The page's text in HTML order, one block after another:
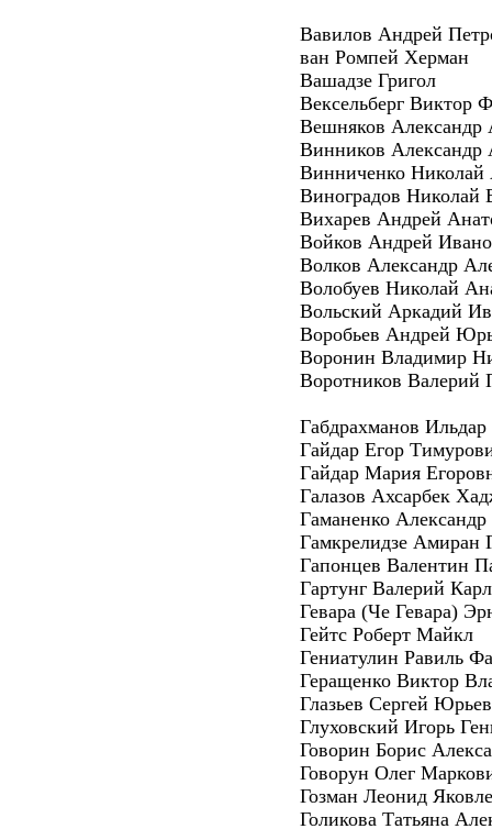
Вавилов Андрей
ван Ромпей Херман
Вашадзе Григол
Вексельберг Виктор
Вешняков Александр
Винников Александр
Винниченко Николай
Виноградов Николай
Вихарев Андрей
Войков Андрей
Волков Александр
Волобуев Николай
Вольский Аркадий
Воробьев Андрей
Воронин Владимир
Воротников Валерий
Габдрахманов
Гайдар Егор
Гайдар Мария
Галазов Ахсарбек
Гаманенко
Гамкрелидзе Амиран
Гапонцев Валентин
Гартунг Валерий
Гевара (Че Гевара)
Гейтс Роберт Майкл
Гениатулин Равиль
Геращенко Виктор
Глазьев Сергей
Глуховский Игорь
Говорин Борис
Говорун Олег
Гозман Леонид
Голикова Татьяна